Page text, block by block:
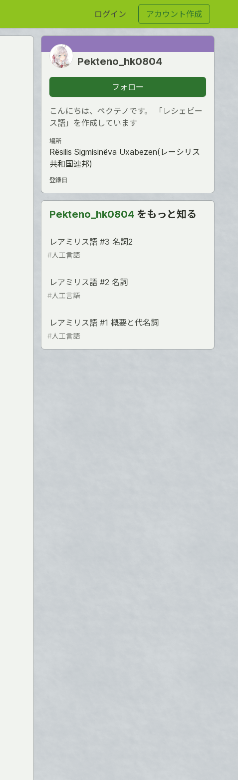
ログイン アカウント作成
Pekteno_hk0804
フォロー
こんにちは、ペクテノです。 「レシェビー
ス語」を作成しています
場所
Rësilis Sigmisinëva Uxabezen(レーシリス
共和国連邦)
登録日
Pekteno_hk0804 をもっと知る
レアミリス語 #3 名詞2
#人工言語
レアミリス語 #2 名詞
#人工言語
レアミリス語 #1 概要と代名詞
#人工言語